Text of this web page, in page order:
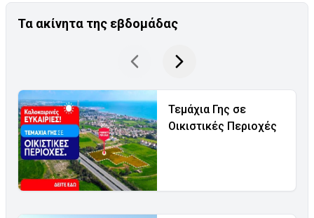
Τα ακίνητα της εβδομάδας
Τεμάχια Γης σε
Οικιστικές Περιοχές